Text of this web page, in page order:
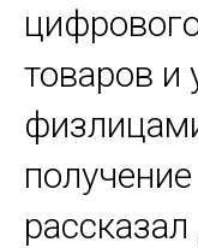
товаров и